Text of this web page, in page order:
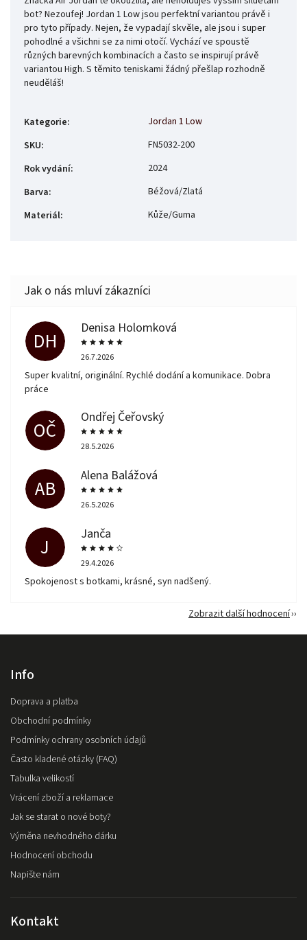
bot? Nezoufej! Jordan 1 Low jsou perfektní variantou právě i
pro tyto případy. Nejen, že vypadají skvěle, ale jsou i super
pohodlné a všichni se za nimi otočí. Vychází ve spoustě
různých barevných kombinacích a často se inspirují právě
variantou High. S těmito teniskami žádný přešlap rozhodně
neuděláš!
Kategorie:
Jordan 1 Low
SKU:
FN5032-200
Rok vydání:
2024
Barva:
Béžová/Zlatá
Materiál: Kůže/Guma
DH
Denisa Holomková
26.7.2026
Super kvalitní, originální. Rychlé dodání a komunikace. Dobra
práce
OČ
Ondřej Čeřovský
28.5.2026
AB
Alena Balážová
26.5.2026
J
Janča
29.4.2026
Spokojenost s botkami, krásné, syn nadšený.
Zobrazit další hodnocení
Info
Doprava a platba
Obchodní podmínky
Podmínky ochrany osobních údajů
Často kladené otázky (FAQ)
Tabulka velikostí
Vrácení zboží a reklamace
Jak se starat o nové boty?
Výměna nevhodného dárku
Hodnocení obchodu
Napište nám
Kontakt